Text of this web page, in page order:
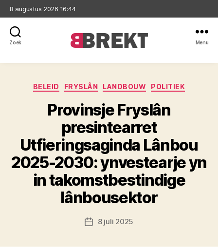
8 augustus 2026 16:44
Zoek Menu
Categorieën
BELEID FRYSLÂN LANDBOUW POLITIEK
Provinsje Fryslân
presintearret
Utfieringsaginda Lânbou
2025-2030: ynvestearje yn
in takomstbestindige
lânbousektor
Berichtdatum
8 juli 2025